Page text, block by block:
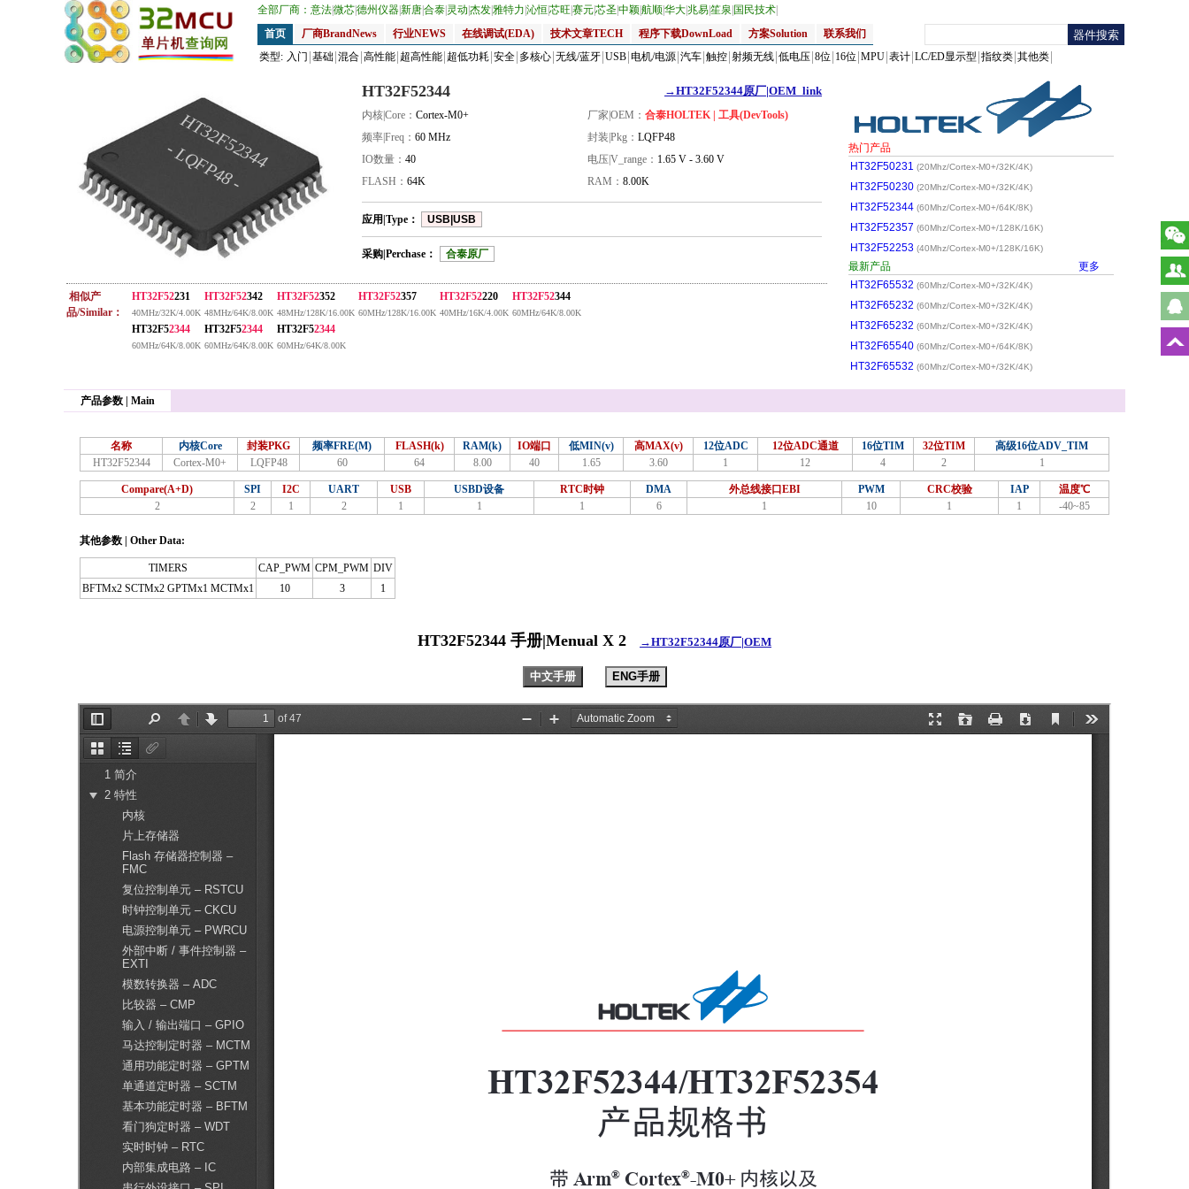
全部厂商： 意法微芯德州仪器新唐合泰 灵动 杰发雅特力 沁恒芯旺 赛元芯圣 中颖航顺华大兆易笙泉 国民技术
首页
厂商BrandNews 行业NEWS 在线调试(EDA) 技术文章TECH 程序下载DownLoad 方案Solution
联系我们
类型: 入门 基础 混合 高性能 超高性能 超低功耗 安全 多核心 无线/蓝牙 USB 电机/电源 汽车 触控 射频无线 低电压 8位 16位 MPU 表计 LC/ED显示型 指纹类 其他类
HT32F52344
- LQFP48 -
HT32F52344 →HT32F52344原厂|OEM_link
内核|Core： Cortex-M0+ 厂家|OEM： 合泰HOLTEK | 工具(DevTools)
频率|Freq： 60 MHz 封装|Pkg： LQFP48
IO数量： 40 电压|V_range： 1.65 V - 3.60 V
FLASH： 64K RAM： 8.00K
应用|Type： USB|USB
采购|Perchase： 合泰原厂
相似产
品/Similar：
HT32F52231
40MHz/32K/4.00K
HT32F52342
48MHz/64K/8.00K
HT32F52352
48MHz/128K/16.00K
HT32F52357
60MHz/128K/16.00K
HT32F52220
40MHz/16K/4.00K
HT32F52344
60MHz/64K/8.00K
HT32F52344
60MHz/64K/8.00K
HT32F52344
60MHz/64K/8.00K
HT32F52344
60MHz/64K/8.00K
热门产品
HT32F50231 (20Mhz/Cortex-M0+/32K/4K)
HT32F50230 (20Mhz/Cortex-M0+/32K/4K)
HT32F52344 (60Mhz/Cortex-M0+/64K/8K)
HT32F52357 (60Mhz/Cortex-M0+/128K/16K)
HT32F52253 (40Mhz/Cortex-M0+/128K/16K)
最新产品
更多
HT32F65532 (60Mhz/Cortex-M0+/32K/4K)
HT32F65232 (60Mhz/Cortex-M0+/32K/4K)
HT32F65232 (60Mhz/Cortex-M0+/32K/4K)
HT32F65540 (60Mhz/Cortex-M0+/64K/8K)
HT32F65532 (60Mhz/Cortex-M0+/32K/4K)
产品参数 | Main
名称 内核Core 封装PKG 频率FRE(M) FLASH(k) RAM(k) IO端口 低MIN(v) 高MAX(v) 12位ADC 12位ADC通道 16位TIM 32位TIM
高级16位ADV_TIM
HT32F52344
Cortex-M0+ LQFP48 60 64 8.00 40 1.65 3.60 1 12 4 2 1
Compare(A+D) SPI I2C UART USB USBD设备 RTC时钟 DMA 外总线接口EBI PWM CRC校验 IAP
温度℃
2
2 1 2 1 1 1 6 1 10 1 1 -40~85
其他参数 | Other Data:
TIMERS CAP_PWM CPM_PWM DIV
BFTMx2 SCTMx2 GPTMx1 MCTMx1
10 3 1
HT32F52344 手册|Menual X 2 →HT32F52344原厂|OEM
中文手册 ENG手册